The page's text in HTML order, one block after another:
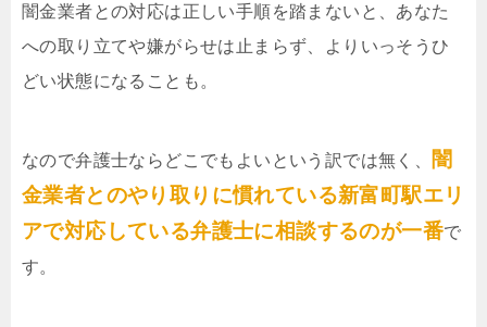
闇金業者との対応は正しい手順を踏まないと、あなた
への取り立てや嫌がらせは止まらず、よりいっそうひ
どい状態になることも。
なので弁護士ならどこでもよいという訳では無く、
闇
金業者とのやり取りに慣れている新富町駅エリ
アで対応している弁護士に相談するのが一番で
す。